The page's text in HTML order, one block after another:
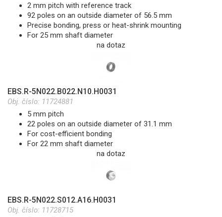
2 mm pitch with reference track
92 poles on an outside diameter of 56.5 mm
Precise bonding, press or heat-shrink mounting
For 25 mm shaft diameter
na dotaz
EBS.R-5N022.B022.N10.H0031
Obj. číslo: 11724881
5 mm pitch
22 poles on an outside diameter of 31.1 mm
For cost-efficient bonding
For 22 mm shaft diameter
na dotaz
EBS.R-5N022.S012.A16.H0031
Obj. číslo: 11728715